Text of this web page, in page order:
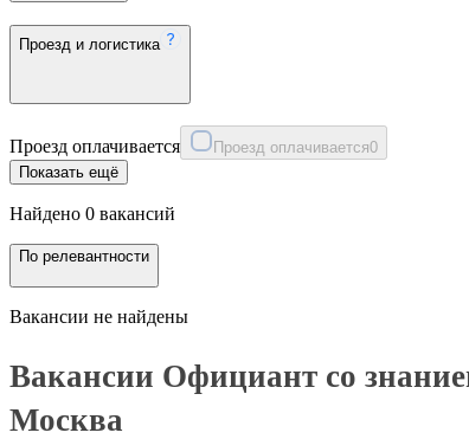
Проезд и логистика
Проезд оплачивается Проезд оплачивается0
Показать ещё
Найдено 0 вакансий
По релевантности
Вакансии не найдены
Вакансии Официант со
Москва